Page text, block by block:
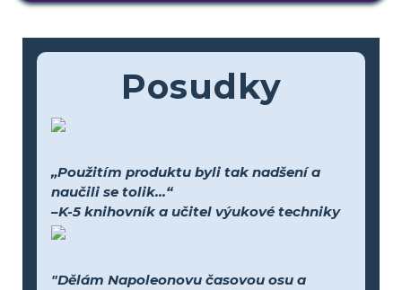
Posudky
„Použitím produktu byli tak nadšení a
naučili se tolik...“
–K-5 knihovník a učitel výukové techniky
"Dělám Napoleonovu časovou osu a